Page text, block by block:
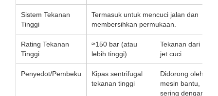
Sistem Tekanan
Tinggi
Termasuk untuk mencuci jalan dan
membersihkan permukaan.
Rating Tekanan
Tinggi
≈150 bar (atau
lebih tinggi)
Tekanan dari
jet cuci.
Penyedot/Pembeku
Kipas sentrifugal
tekanan tinggi
Didorong oleh
mesin bantu,
sering dengan